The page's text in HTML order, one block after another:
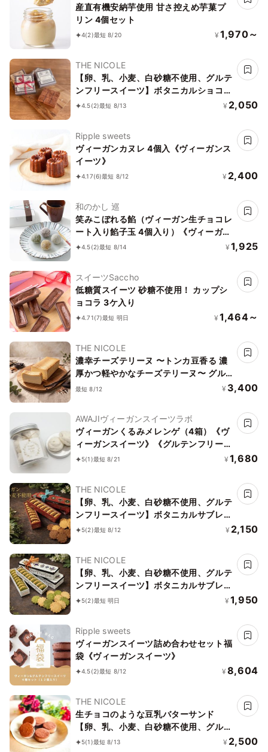
産直有機安納芋使用 甘さ控えめ芋菓プ
リン 4個セット
4(2)最短 8/20 ¥ 1,970～
THE NICOLE
【卵、乳、小麦、白砂糖不使用、グルテ
ンフリースイーツ】ボタニカルショコラ
京豆腐生チョコ 《ヴィーガンスイー
4.5(2)最短 8/13 ¥ 2,050
Ripple sweets
ヴィーガンカヌレ 4個入《ヴィーガンス
イーツ》
4.17(6)最短 8/12 ¥ 2,400
和のかし 巡
笑みこぼれる餡（ヴィーガン生チョコレ
ート入り餡子玉 4個入り）《ヴィーガン
スイーツ》
4.5(2)最短 8/14 ¥ 1,925
スイーツSaccho
低糖質スイーツ 砂糖不使用！ カップシ
ョコラ 3ケ入り
4.71(7)最短 明日 ¥ 1,464～
THE NICOLE
濃幸チーズテリーヌ 〜トンカ豆香る 濃
厚かつ軽やかなチーズテリーヌ〜 グル
テンフリー
最短 8/12 ¥ 3,400
AWAJIヴィーガンスイーツラボ
ヴィーガンくるみメレンゲ（4箱）《ヴ
ィーガンスイーツ》《グルテンフリー》
《アレルギー考慮》
5(1)最短 8/21 ¥ 1,680
THE NICOLE
【卵、乳、小麦、白砂糖不使用、グルテ
ンフリースイーツ】ボタニカルサブレ
カカオ、黒糖バニラサブレ缶 2種アソー
5(2)最短 8/12 ¥ 2,150
THE NICOLE
【卵、乳、小麦、白砂糖不使用、グルテ
ンフリースイーツ】ボタニカルサブレ
京抹茶、黒糖バニラサブレ缶 2種アソー
5(2)最短 明日 ¥ 1,950
Ripple sweets
ヴィーガンスイーツ詰め合わせセット福
袋《ヴィーガンスイーツ》
4.5(2)最短 8/12 ¥ 8,604
THE NICOLE
生チョコのような豆乳バターサンド
【卵、乳、小麦、白砂糖不使用、グルテ
ンフリースイーツ】ボタニカルカカオサ
5(1)最短 8/13 ¥ 2,500